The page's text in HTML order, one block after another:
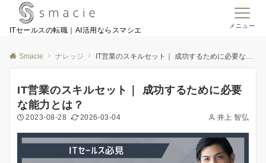
ITセールスの転職｜AI活用ならスマシエ
メニュー
Smacie ナレッジ IT営業のスキルセット｜ 成功するために必要な能力とは？
IT営業のスキルセット｜ 成功するために必要
な能力とは？
2023-08-28 2026-03-04 井上 智弘